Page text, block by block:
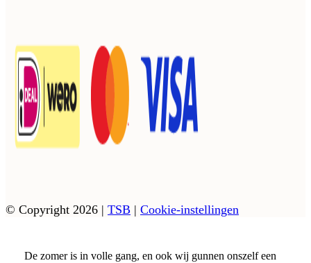
© Copyright 2026 | TSB | Cookie-instellingen
De zomer is in volle gang, en ook wij gunnen onszelf een